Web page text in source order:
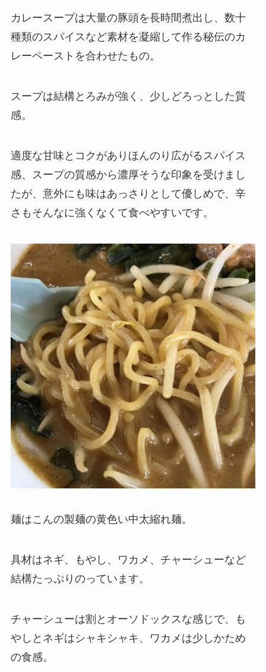
カレースープは大量の豚頭を長時間煮出し、数十
種類のスパイスなど素材を凝縮して作る秘伝のカ
レーペーストを合わせたもの。
スープは結構とろみが強く、少しどろっとした質
感。
適度な甘味とコクがありほんのり広がるスパイス
感、スープの質感から濃厚そうな印象を受けまし
たが、意外にも味はあっさりとして優しめで、辛
さもそんなに強くなくて食べやすいです。
麺はこんの製麺の黄色い中太縮れ麺。
具材はネギ、もやし、ワカメ、チャーシューなど
結構たっぷりのっています。
チャーシューは割とオーソドックスな感じで、も
やしとネギはシャキシャキ、ワカメは少しかため
の食感。